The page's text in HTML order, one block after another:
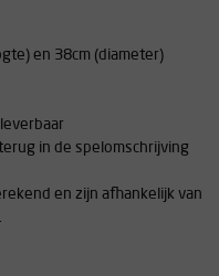
en 38cm (diameter)
in de spelomschrijving
en zijn afhankelijk van